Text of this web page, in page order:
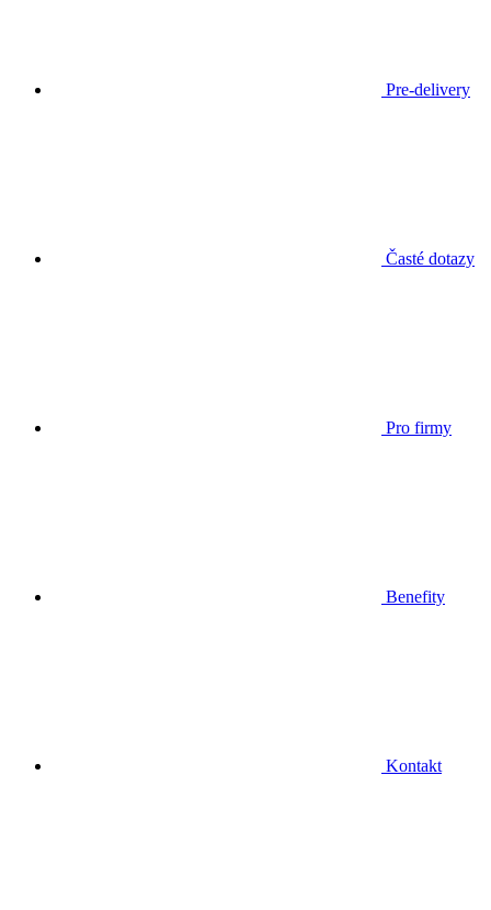
Pre-delivery
Časté dotazy
Pro firmy
Benefity
Kontakt